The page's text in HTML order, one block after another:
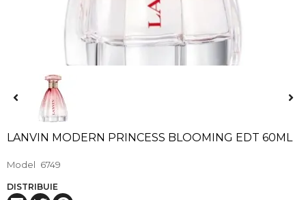
LANVIN MODERN PRINCESS BLOOMING EDT 60ML
Model 6749
DISTRIBUIE